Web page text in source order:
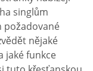
singlům
požadované
nějaké
jaké funkce